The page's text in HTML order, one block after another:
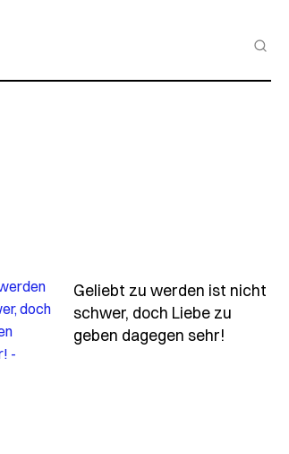
Geliebt zu werden ist nicht
schwer, doch Liebe zu
geben dagegen sehr!